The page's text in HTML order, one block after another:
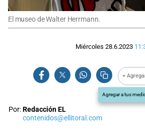
El museo de Walter Herrmann.
Miércoles 28.6.2023
+
Agregar a tus
Por:Redacción EL
contenidos@ellitoral.com